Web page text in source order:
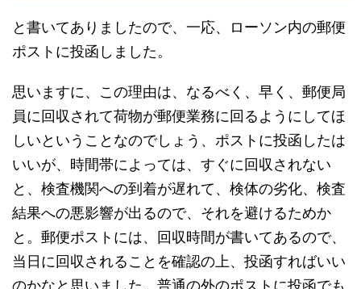
と書いてありましたので、一応、ローソン内の郵便
ポストに投函しました。
思いますに、この理由は、なるべく、早く、郵便局
員に回収されて荷物が郵便業務に回るようにしてほ
しいということなのでしょう、ポストに投函したは
いいが、時間帯によっては、すぐに回収されない
と、検査機関への到着が遅れて、検体の劣化、検査
結果への悪影響が出るので、それを避けるためか
と。郵便ポストには、回収時間が書いてあるので、
当日に回収されることを確認の上、投函すればいい
のかなと思いました。普通の外のポストに投函でも